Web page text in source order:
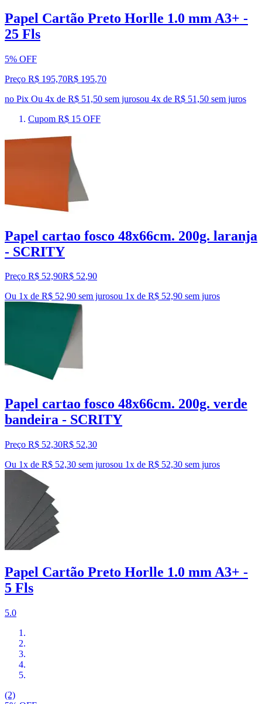
Papel Cartão Preto Horlle 1.0 mm A3+ -
25 Fls
5% OFF
Preço R$ 195,70R$ 195,70
no Pix Ou 4x de R$ 51,50 sem jurosou 4x de R$ 51,50 sem juros
Cupom R$ 15 OFF
Papel cartao fosco 48x66cm. 200g. laranja
- SCRITY
Preço R$ 52,90R$ 52,90
Ou 1x de R$ 52,90 sem jurosou 1x de R$ 52,90 sem juros
Papel cartao fosco 48x66cm. 200g. verde
bandeira - SCRITY
Preço R$ 52,30R$ 52,30
Ou 1x de R$ 52,30 sem jurosou 1x de R$ 52,30 sem juros
Papel Cartão Preto Horlle 1.0 mm A3+ -
5 Fls
5.0
(2)